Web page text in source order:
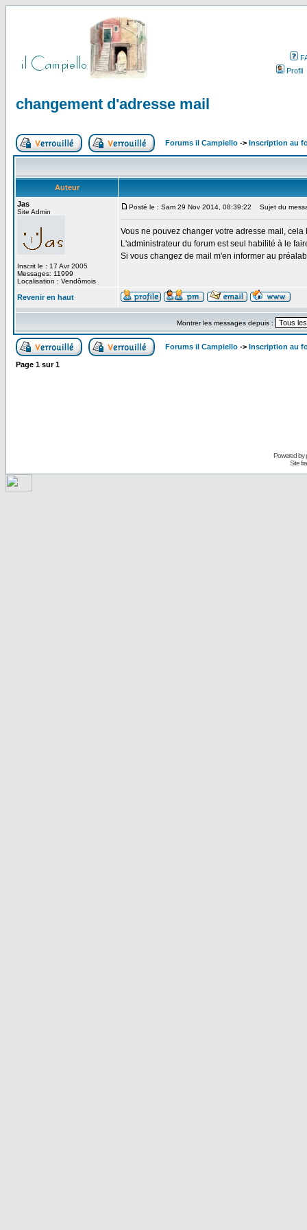
Profil
changement d'adresse mail
Forums il Campiello -> Inscription au
Auteur
Jas
Site Admin
Inscrit le : 17 Avr 2005
Messages: 11999
Localisation : Vendômois
Posté le : Sam 29 Nov 2014, 08:39:22 Sujet du
Vous ne pouvez changer votre adresse mail,
L'administrateur du forum est seul habilité à le
Si vous changez de mail m'en informer au
Revenir en haut
Montrer les messages depuis :
Forums il Campiello -> Inscription au
Page 1 sur1
Powered by
Site